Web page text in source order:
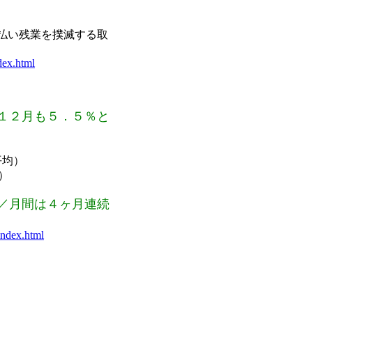
い残業を撲滅する取
２月も５．５％と
）
月間は４ヶ月連続